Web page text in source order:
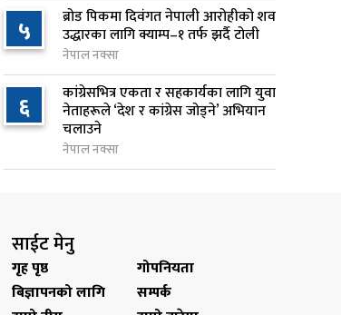
८
सुनसरी र सिरहाका घटनाका
पीडितलाई राहत र उपचार दिने
सरकारको निर्णय
१ दिन अघि
९
कृषि क्षेत्रलाई आत्मनिर्भर बनाउने
लक्ष्यसहित राष्ट्रिय कृषि नीति २०८३
१०
नेपाल टेलिकमले बक्यौता महसुलमा
जरिवाना छुट दिने
१ दिन अघि
५ ब्रोड पिकमा दिवंगत नेपाली आरोहीको शव
उद्धारका लागि क्याम्प–१ तर्फ झर्दै टोली
नेपाल नक्सा
६ कांग्रेसभित्र एकता र सहकार्यका लागि युवा
नेताहरूले ‘देश र कांग्रेस जोड्ने’ अभियान
चलाउने
नेपाल नक्सा
साईट मेनु
गृह पृष्ठ
गोपनियता
बिज्ञापनको लागि
सम्पर्क